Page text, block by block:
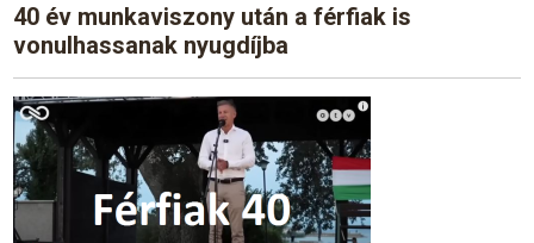
40 év munkaviszony után a férfiak is
vonulhassanak nyugdíjba